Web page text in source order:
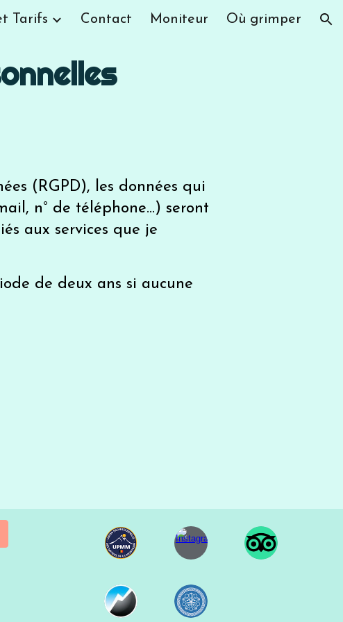
Tarifs Contact Moniteur Où grimper
(RGPD), les données qui
n° de téléphone...) seront
aux services que je
de deux ans si aucune